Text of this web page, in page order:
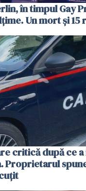
în timpul Gay
Un mort și 15
critică după ce
Proprietarul